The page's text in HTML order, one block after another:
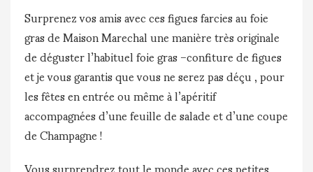
Surprenez vos amis avec ces figues farcies au foie
gras de Maison Marechal une manière très originale
de déguster l’habituel foie gras –confiture de figues
et je vous garantis que vous ne serez pas déçu , pour
les fêtes en entrée ou même à l’apéritif
accompagnées d’une feuille de salade et d’une coupe
de Champagne !